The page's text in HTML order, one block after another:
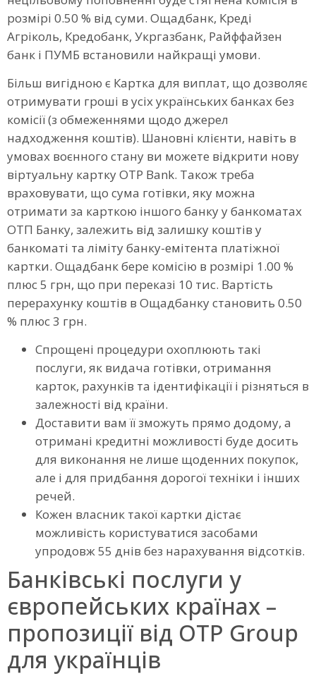
розмірі 0.50 % від суми. Ощадбанк, Креді
Агріколь, Кредобанк, Укргазбанк, Райффайзен
банк і ПУМБ встановили найкращі умови.
Більш вигідною є Картка для виплат, що дозволяє
отримувати гроші в усіх українських банках без
комісії (з обмеженнями щодо джерел
надходження коштів). Шановні клієнти, навіть в
умовах воєнного стану ви можете відкрити нову
віртуальну картку OTP Bank. Також треба
враховувати, що сума готівки, яку можна
отримати за карткою іншого банку у банкоматах
ОТП Банку, залежить від залишку коштів у
банкоматі та ліміту банку-емітента платіжної
картки. Ощадбанк бере комісію в розмірі 1.00 %
плюс 5 грн, що при переказі 10 тис. Вартість
перерахунку коштів в Ощадбанку становить 0.50
% плюс 3 грн.
Спрощені процедури охоплюють такі
послуги, як видача готівки, отримання
карток, рахунків та ідентифікації і різняться в
залежності від країни.
Доставити вам її зможуть прямо додому, а
отримані кредитні можливості буде досить
для виконання не лише щоденних покупок,
але і для придбання дорогої техніки і інших
речей.
Кожен власник такої картки дістає
можливість користуватися засобами
упродовж 55 днів без нарахування відсотків.
Банківські послуги у
європейських країнах –
пропозиції від OTP Group
для українців